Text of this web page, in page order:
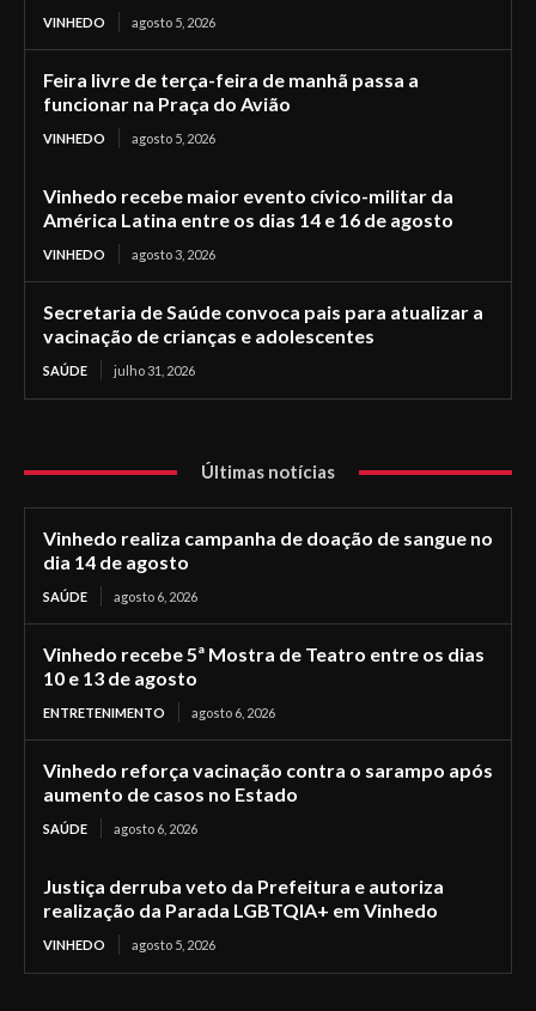
VINHEDO agosto 5, 2026
Feira livre de terça-feira de manhã passa a
funcionar na Praça do Avião
VINHEDO agosto 5, 2026
Vinhedo recebe maior evento cívico-militar da
América Latina entre os dias 14 e 16 de agosto
VINHEDO agosto 3, 2026
Secretaria de Saúde convoca pais para atualizar a
vacinação de crianças e adolescentes
SAÚDE julho 31, 2026
Últimas notícias
Vinhedo realiza campanha de doação de sangue no
dia 14 de agosto
SAÚDE agosto 6, 2026
Vinhedo recebe 5ª Mostra de Teatro entre os dias
10 e 13 de agosto
ENTRETENIMENTO agosto 6, 2026
Vinhedo reforça vacinação contra o sarampo após
aumento de casos no Estado
SAÚDE agosto 6, 2026
Justiça derruba veto da Prefeitura e autoriza
realização da Parada LGBTQIA+ em Vinhedo
VINHEDO agosto 5, 2026